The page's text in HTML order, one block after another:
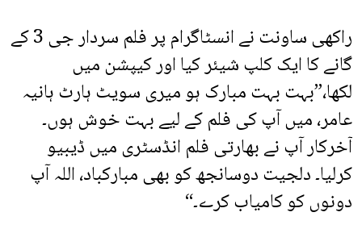
راکھی ساونت نے انسٹاگرام پر فلم سردار جی 3 کے
گانے کا ایک کلپ شیئر کیا اور کیپشن میں
لکھا،”بہت بہت مبارک ہو میری سویٹ ہارٹ ہانیہ
عامر، میں آپ کی فلم کے لیے بہت خوش ہوں۔
آخرکار آپ نے بھارتی فلم انڈسٹری میں ڈیبیو
کرلیا۔ دلجیت دوسانجھ کو بھی مبارکباد، اللہ آپ
دونوں کو کامیاب کرے۔“